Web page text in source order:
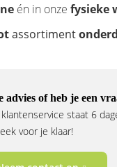
én in onze fysieke
assortiment
advies of heb je een
staat 6
voor je klaar!